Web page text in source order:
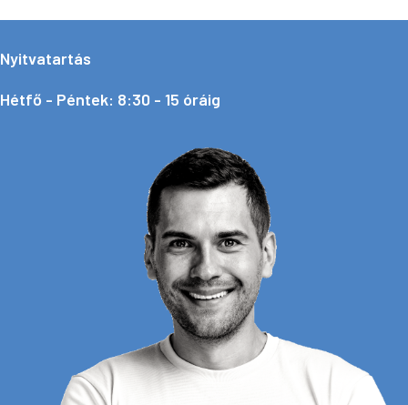
Nyitvatartás
Hétfő - Péntek: 8:30 - 15 óráig